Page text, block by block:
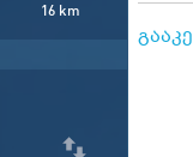
16 km